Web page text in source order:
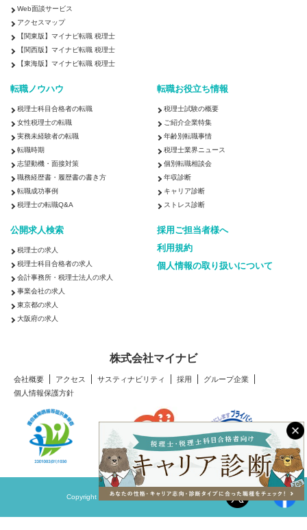
Web面談サービス
アクセスマップ
【関東版】マイナビ転職 税理士
【関西版】マイナビ転職 税理士
【東海版】マイナビ転職 税理士
転職ノウハウ
税理士科目合格者の転職
女性税理士の転職
実務未経験者の転職
転職時期
志望動機・面接対策
職務経歴書・履歴書の書き方
転職成功事例
税理士の転職Q&A
転職お役立ち情報
税理士試験の概要
ご紹介企業特集
年齢別転職事情
税理士業界ニュース
個別転職相談会
年収診断
キャリア診断
ストレス診断
公開求人検索
税理士の求人
税理士科目合格者の求人
会計事務所・税理士法人の求人
事業会社の求人
東京都の求人
大阪府の求人
採用ご担当者様へ
利用規約
個人情報の取り扱いについて
株式会社マイナビ
会社概要 アクセス サスティナビリティ 採用
グループ企業
個人情報保護方針
Copyright © Mynavi Corporation